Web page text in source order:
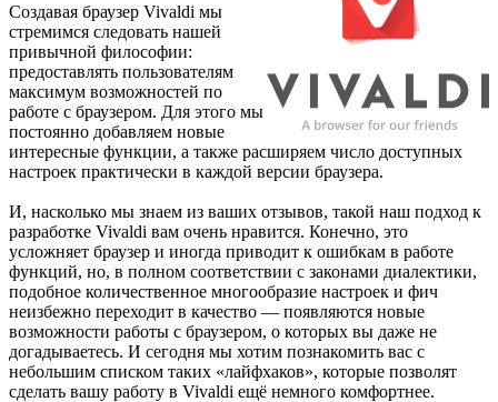
Создавая браузер Vivaldi мы
стремимся следовать нашей
привычной философии:
предоставлять пользователям
максимум возможностей по
работе с браузером. Для этого мы
постоянно добавляем новые
интересные функции, а также расширяем число доступных
настроек практически в каждой версии браузера.
И, насколько мы знаем из ваших отзывов, такой наш подход к
разработке Vivaldi вам очень нравится. Конечно, это
усложняет браузер и иногда приводит к ошибкам в работе
функций, но, в полном соответствии с законами диалектики,
подобное количественное многообразие настроек и фич
неизбежно переходит в качество — появляются новые
возможности работы с браузером, о которых вы даже не
догадываетесь. И сегодня мы хотим познакомить вас с
небольшим списком таких «лайфхаков», которые позволят
сделать вашу работу в Vivaldi ещё немного комфортнее.